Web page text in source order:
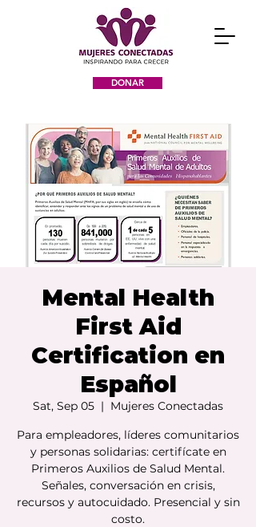
DONAR
Mental Health
First Aid
Certification en
Español
Sat, Sep 05
  |
Mujeres Conectadas
Para empleadores, líderes comunitarios
y personas solidarias: certifícate en
Primeros Auxilios de Salud Mental.
Señales, conversación en crisis,
recursos y autocuidado. Presencial y sin
costo.